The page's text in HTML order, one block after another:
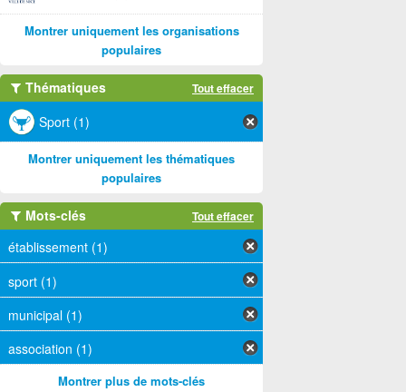
Montrer uniquement les organisations
populaires
Thématiques Tout effacer
Sport (1)
Montrer uniquement les thématiques
populaires
Mots-clés Tout effacer
établissement (1)
sport (1)
municipal (1)
association (1)
Montrer plus de mots-clés